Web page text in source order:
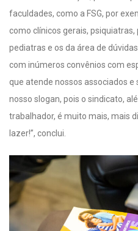
faculdades, como a FSG, por
como clínicos gerais,
pediatras e os da área de
com inúmeros convênios com
que atende nossos associados e
nosso slogan, pois o sindicato,
trabalhador, é muito mais, mais
lazer!”, conclui.